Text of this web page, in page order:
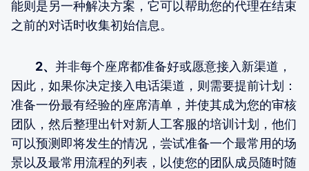
能则是另一种解决方案，它可以帮助您的代理在结束
之前的对话时收集初始信息。
2、 并非每个座席都准备好或愿意接入新渠道，
因此，如果你决定接入电话渠道，则需要提前计划：
准备一份最有经验的座席清单，并使其成为您的审核
团队，然后整理出针对新人工客服的培训计划，他们
可以预测即将发生的情况，尝试准备一个最常用的场
景以及最常用流程的列表，以使您的团队成员随时随